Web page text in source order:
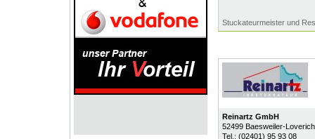
Stuckateurmeister und
Reinartz GmbH
52499 Baesweiler-Loverich
Tel.: (02401) 95 93 08